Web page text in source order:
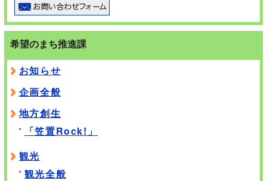
希望のまち推進課
お知らせ
企画全般
地方創生
「笠置Rock!」
観光
観光全般